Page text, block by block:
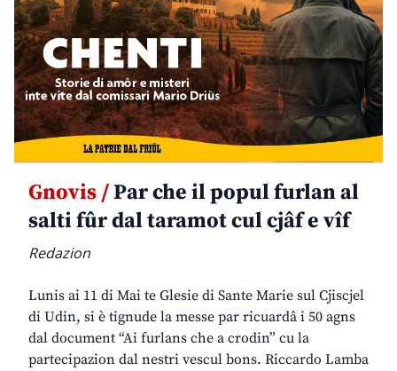
Gnovis /Par che il popul furlan al
salti fûr dal taramot cul cjâf e vîf
Redazion
Lunis ai 11 di Mai te Glesie di Sante Marie sul Cjiscjel
di Udin, si è tignude la messe par ricuardâ i 50 agns
dal document “Ai furlans che a crodin” cu la
partecipazion dal nestri vescul bons. Riccardo Lamba